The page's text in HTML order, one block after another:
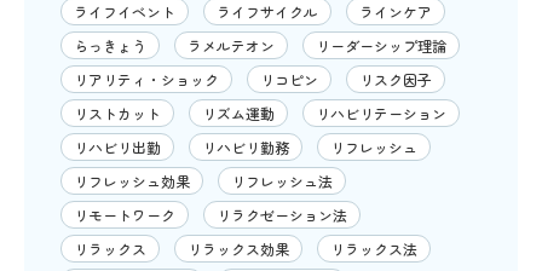
ライフイベント
ライフサイクル
ラインケア
らっきょう
ラメルテオン
リーダーシップ理論
リアリティ・ショック
リコピン
リスク因子
リストカット
リズム運動
リハビリテーション
リハビリ出勤
リハビリ勤務
リフレッシュ
リフレッシュ効果
リフレッシュ法
リモートワーク
リラクゼーション法
リラックス
リラックス効果
リラックス法